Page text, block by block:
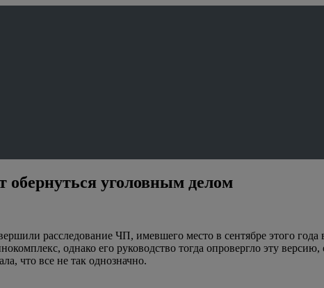
уголовным делом
расследование ЧП, имевшего место в сентябре этого
однако его руководство тогда опровергло эту
что все не так однозначно.